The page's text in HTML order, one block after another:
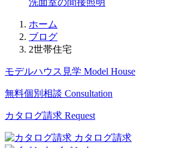
洗面室の間接照明
ホーム
ブログ
2世帯住宅
モデルハウス見学 Model House
無料個別相談 Consultation
カタログ請求 Request
カタログ請求